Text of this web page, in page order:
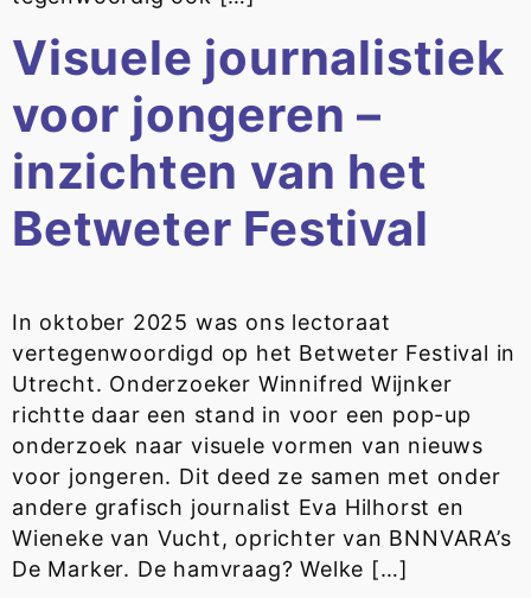
Visuele journalistiek
voor jongeren –
inzichten van het
Betweter Festival
In oktober 2025 was ons lectoraat
vertegenwoordigd op het Betweter Festival in
Utrecht. Onderzoeker Winnifred Wijnker
richtte daar een stand in voor een pop-up
onderzoek naar visuele vormen van nieuws
voor jongeren. Dit deed ze samen met onder
andere grafisch journalist Eva Hilhorst en
Wieneke van Vucht, oprichter van BNNVARA’s
De Marker. De hamvraag? Welke […]